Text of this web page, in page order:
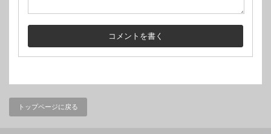
トップページに戻る